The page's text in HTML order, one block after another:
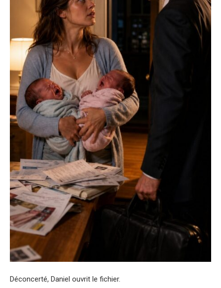
Déconcerté, Daniel ouvrit le fichier.